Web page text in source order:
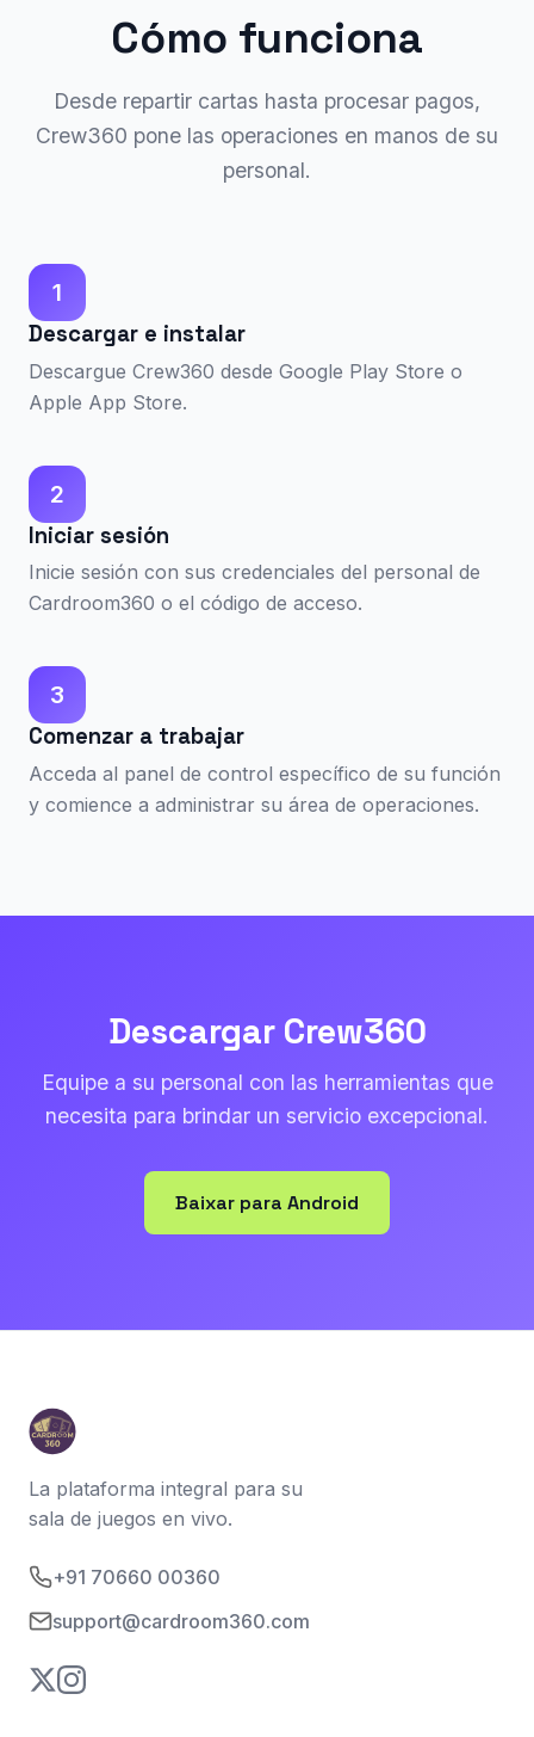
Cómo funciona
Desde repartir cartas hasta procesar pagos,
Crew360 pone las operaciones en manos de su
personal.
1
Descargar e instalar
Descargue Crew360 desde Google Play Store o
Apple App Store.
2
Iniciar sesión
Inicie sesión con sus credenciales del personal de
Cardroom360 o el código de acceso.
3
Comenzar a trabajar
Acceda al panel de control específico de su función
y comience a administrar su área de operaciones.
Descargar Crew360
Equipe a su personal con las herramientas que
necesita para brindar un servicio excepcional.
Baixar para Android
La plataforma integral para su
sala de juegos en vivo.
+91 70660 00360
support@cardroom360.com